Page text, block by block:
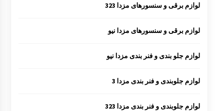
لوازم برقی و سنسورهای مزدا 323
لوازم برقی و سنسورهای مزدا نیو
لوازم جلو بندی و فنر بندی مزدا نیو
لوازم جلوبندی و فنر بندی مزدا 3
لوازم جلوبندی و فنر بندی مزدا 323